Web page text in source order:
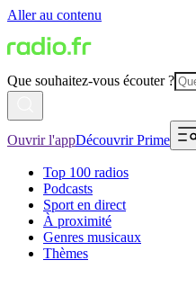
Aller au contenu
Que souhaitez-vous écouter ?
Ouvrir l'appDécouvrir Prime
Top 100 radios
Podcasts
Sport en direct
À proximité
Genres musicaux
Thèmes